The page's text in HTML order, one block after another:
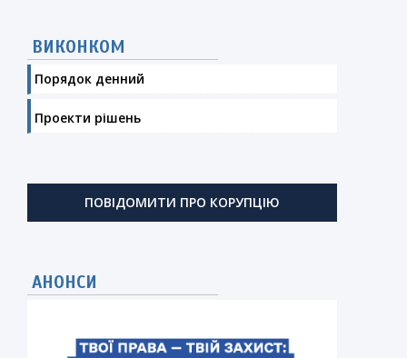
ВИКОНКОМ
Порядок денний
Проекти рішень
ПОВІДОМИТИ ПРО КОРУПЦІЮ
АНОНСИ